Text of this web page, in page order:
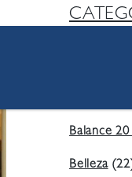
Balance
Belleza